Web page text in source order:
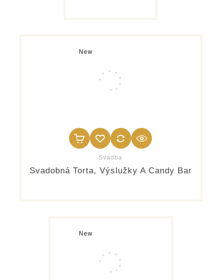
New
Svadba
Svadobná Torta, Výslužky A Candy Bar
New